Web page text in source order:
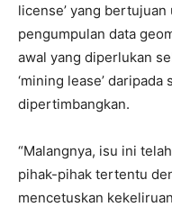
license’ yang
pengumpulan data
awal yang diperlukan
‘mining lease’
dipertimbangkan.
“Malangnya, isu ini
pihak-pihak tertentu
mencetuskan